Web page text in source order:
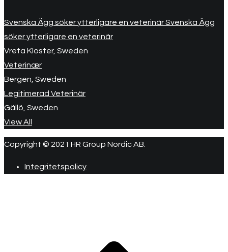
Svenska Ägg söker ytterligare en veterinär Svenska Ägg
söker ytterligare en veterinär
Vreta Kloster, Sweden
Veterinær
Bergen, Sweden
Legitimerad Veterinär
Gällö, Sweden
View All
Copyright © 2021 HR Group Nordic AB.
Integritetspolicy